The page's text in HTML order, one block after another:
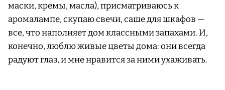
маски, кремы, масла), присматриваюсь к
аромалампе, скупаю свечи, саше для шкафов —
все, что наполняет дом классными запахами. И,
конечно, люблю живые цветы дома: они всегда
радуют глаз, и мне нравится за ними ухаживать.